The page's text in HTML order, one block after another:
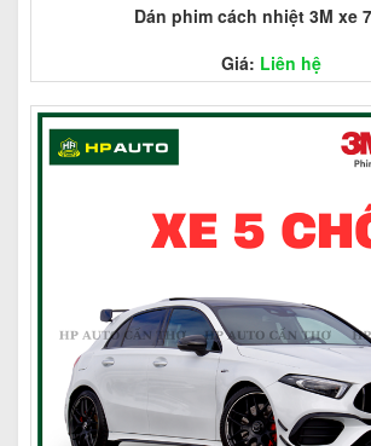
Dán phim cách nhiệt 3M xe
Giá: Liên hệ